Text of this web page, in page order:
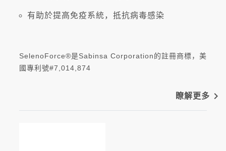
有助於提高免疫系統，抵抗病毒感染
SelenoForce®是Sabinsa Corporation的註冊商標，美
國專利號#7,014,874
瞭解更多 navigate_next